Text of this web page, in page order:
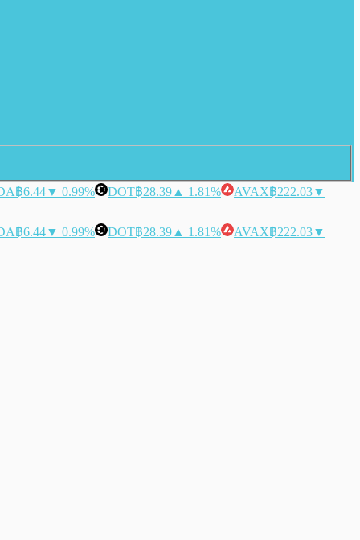
฿6.44▼ 0.99% DOT฿28.39 ▲ 1.81% AVAX฿222.03▼
฿6.44▼ 0.99% DOT฿28.39 ▲ 1.81% AVAX฿222.03▼